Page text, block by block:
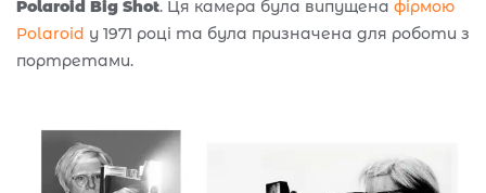
Polaroid Big Shot. Ця камера була випущена фірмою
Polaroid у 1971 році та була призначена для роботи з
портретами.